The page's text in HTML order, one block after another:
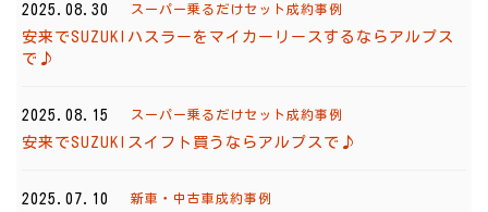
2025.08.30 スーパー乗るだけセット成約事例
安来でSUZUKIハスラーをマイカーリースするならアルプス
で♪
2025.08.15 スーパー乗るだけセット成約事例
安来でSUZUKIスイフト買うならアルプスで♪
2025.07.10 新車・中古車成約事例